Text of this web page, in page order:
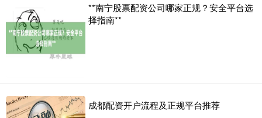
**南宁股票配资公司哪家正规？安全平台选
择指南**
成都配资开户流程及正规平台推荐